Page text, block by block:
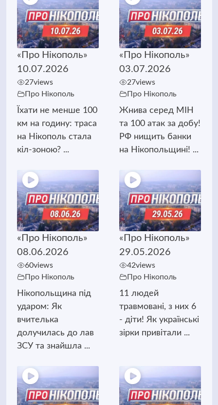
«Про Нікополь»
10.07.2026
27views
Про Нікополь
Їхати не менше 100
км на годину: траса
на Нікополь стала
кіл-зоною? ...
«Про Нікополь»
03.07.2026
27views
Про Нікополь
Жнива серед МІН
та 100 атак за добу!
РФ нищить банки
на Нікопольщині! ...
«Про Нікополь»
08.06.2026
60views
Про Нікополь
Нікопольщина під
ударом: Як
вчителька
долучилась до лав
ЗСУ та знайшла ...
«Про Нікополь»
29.05.2026
42views
Про Нікополь
11 людей
травмовані, з них 6
- діти! Як українські
зірки привітали ...